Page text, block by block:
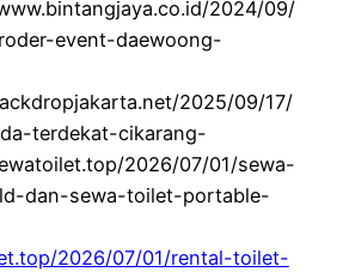
2024/09/
event-daewoong-
2025/09/17/
terdekat-cikarang-
2026/07/01/sewa-
dan-sewa-toilet-portable-
2026/07/01/rental-toilet-